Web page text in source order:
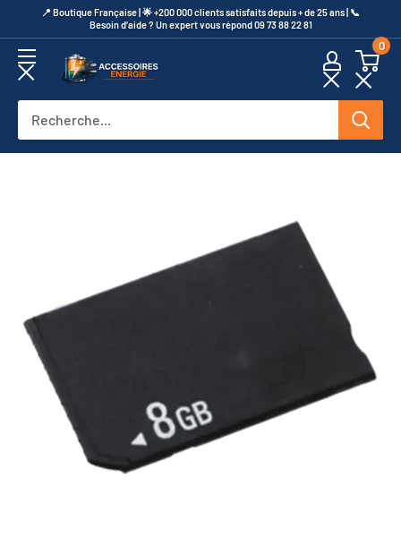
au
contenu
​📍​ Boutique Française | 🌟 +200 000 clients satisfaits depuis + de 25 ans | 📞​
Besoin d’aide ? Un expert vous répond 09 73 88 22 81
Accessoires
0